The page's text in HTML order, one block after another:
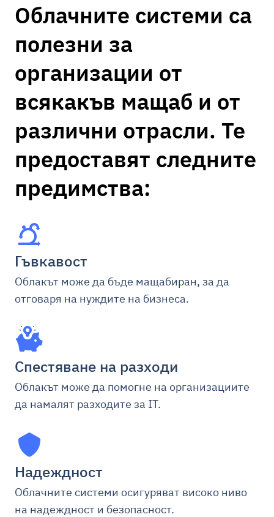
Облачните системи са
полезни за
организации от
всякакъв мащаб и от
различни отрасли. Те
предоставят следните
предимства:
Гъвкавост
Облакът може да бъде мащабиран, за да
отговаря на нуждите на бизнеса.
Спестяване на разходи
Облакът може да помогне на организациите
да намалят разходите за IT.
Надеждност
Облачните системи осигуряват високо ниво
на надеждност и безопасност.